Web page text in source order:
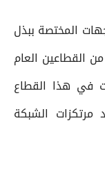
المختصة ببذل
القطاعين العام
في هذا القطاع
الشبكة